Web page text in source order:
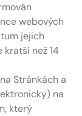
webových
jejich
než 14
Stránkách a
na
který